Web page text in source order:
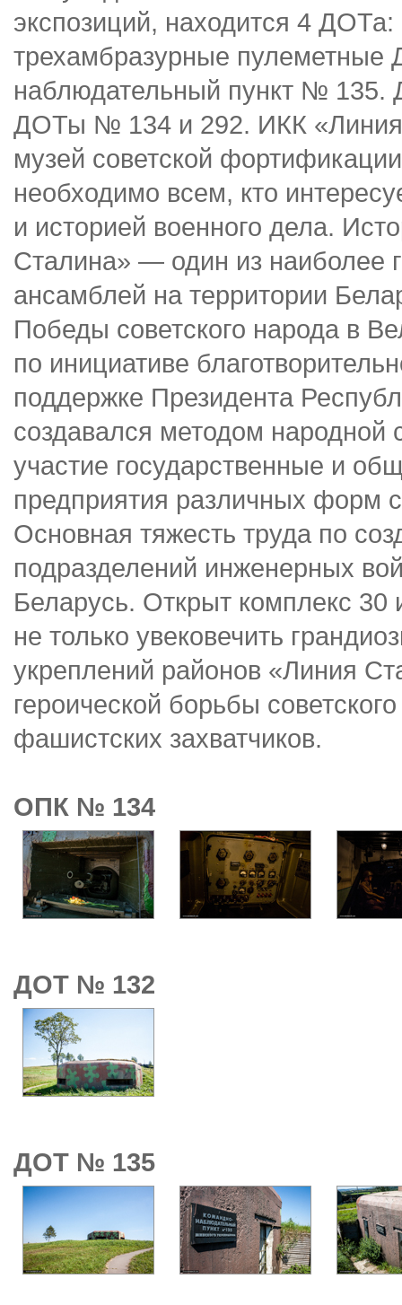
экспозиций, находится 4
трехамбразурные
наблюдательный пункт №
ДОТы № 134 и 292. ИКК
музей советской
необходимо всем, кто
и историей военного дела.
Сталина» — один из наиболее
ансамблей на территории
Победы советского народа в
по инициативе
поддержке Президента
создавался методом народной
участие государственные и
предприятия различных форм
Основная тяжесть труда по
подразделений инженерных
Беларусь. Открыт комплекс
не только увековечить
укреплений районов «Линия
героической борьбы
фашистских захватчиков.
ОПК № 134
ДОТ № 132
ДОТ № 135